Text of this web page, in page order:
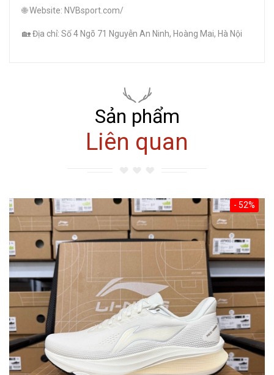
🌐 Website: NVBsport.com/
🏡 Địa chỉ: Số 4 Ngõ 71 Nguyễn An Ninh, Hoàng Mai, Hà Nội
Sản phẩm
Liên quan
- 52%